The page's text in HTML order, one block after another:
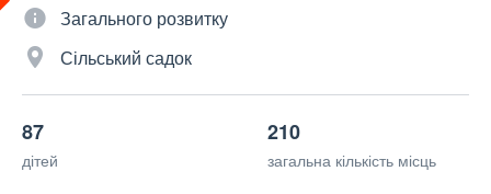
Загального розвитку
Сільський садок
87
дітей
210
загальна кількість місць